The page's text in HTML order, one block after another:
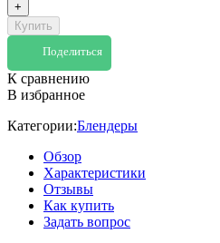
+
Купить
Поделиться
К сравнению
В избранное
Категории:Блендеры
Обзор
Характеристики
Отзывы
Как купить
Задать вопрос